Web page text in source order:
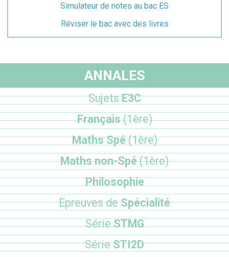
Simulateur de notes au bac ES
Réviser le bac avec des livres
ANNALES
SujetsE3C
Français(1ère)
Maths Spé(1ère)
Maths non-Spé(1ère)
Philosophie
Epreuves deSpécialité
SérieSTMG
SérieSTI2D